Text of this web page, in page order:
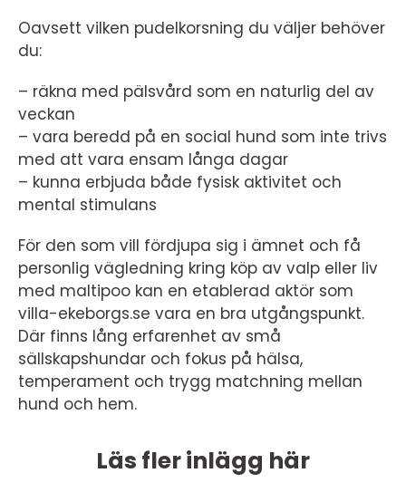
Oavsett vilken pudelkorsning du väljer behöver
du:
– räkna med pälsvård som en naturlig del av
veckan
– vara beredd på en social hund som inte trivs
med att vara ensam långa dagar
– kunna erbjuda både fysisk aktivitet och
mental stimulans
För den som vill fördjupa sig i ämnet och få
personlig vägledning kring köp av valp eller liv
med maltipoo kan en etablerad aktör som
villa-ekeborgs.se vara en bra utgångspunkt.
Där finns lång erfarenhet av små
sällskapshundar och fokus på hälsa,
temperament och trygg matchning mellan
hund och hem.
Läs fler inlägg här